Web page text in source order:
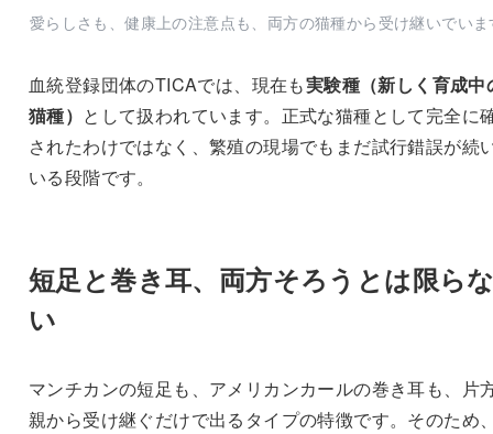
愛らしさも、健康上の注意点も、両方の猫種から受け継いでい
血統登録団体のTICAでは、現在も実験種（新しく育成中
猫種） として扱われています。正式な猫種として完全に
されたわけではなく、繁殖の現場でもまだ試行錯誤が続
いる段階です。
短足と巻き耳、両方そろうとは限ら
い
マンチカンの短足も、アメリカンカールの巻き耳も、片
親から受け継ぐだけで出るタイプの特徴です。そのため